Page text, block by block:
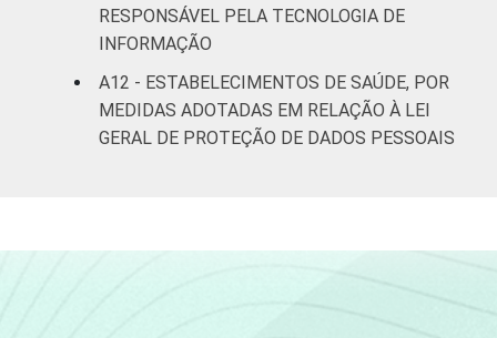
RESPONSÁVEL PELA TECNOLOGIA DE
INFORMAÇÃO
A12 - ESTABELECIMENTOS DE SAÚDE, POR
MEDIDAS ADOTADAS EM RELAÇÃO À LEI
GERAL DE PROTEÇÃO DE DADOS PESSOAIS